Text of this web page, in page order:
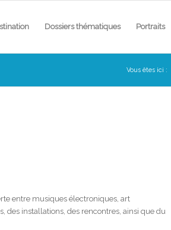
Dossiers thématiques Portraits
Vous êtes ici :
entre musiques électroniques, art
des installations, des rencontres, ainsi que du